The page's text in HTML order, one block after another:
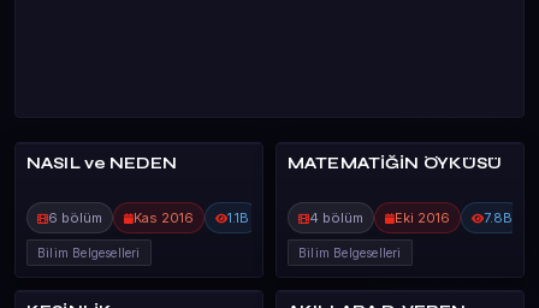
DA VİNCİ LEA
NASIL ve NEDEN
6 bölüm Kas 2016 1.1B
Bilim Belgeselleri
DA VİNCİ LEA 91%
MATEMATİĞİN ÖYKÜSÜ
4 bölüm Eki 2016 7.8B
Bilim Belgeselleri